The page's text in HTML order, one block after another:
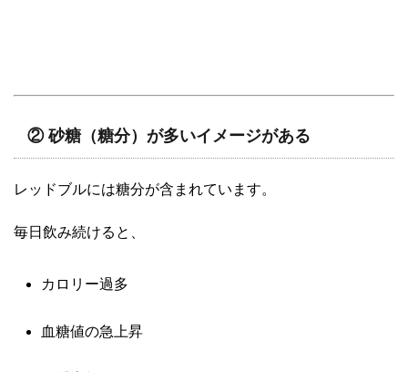
② 砂糖（糖分）が多いイメージがある
レッドブルには糖分が含まれています。
毎日飲み続けると、
カロリー過多
血糖値の急上昇